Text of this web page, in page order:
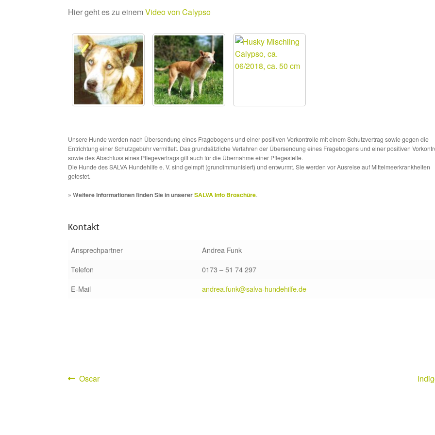
Hier geht es zu einemVideo von Calypso
Unsere Hunde werden nach Übersendung eines Fragebogens und einer positiven Vorkontrolle mit einem Schutzvertrag sowie gegen die
Entrichtung einer Schutzgebühr vermittelt. Das grundsätzliche Verfahren der Übersendung eines Fragebogens und einer positiven
sowie des Abschluss eines Pflegevertrags gilt auch für die Übernahme einer Pflegestelle.
Die Hunde des SALVA Hundehilfe e. V. sind geimpft (grundimmunisiert) und entwurmt. Sie werden vor Ausreise auf Mittelmeerkrankheiten
getestet.
» Weitere Informationen finden Sie in unsererSALVA Info Broschüre.
Kontakt
Ansprechpartner
Andrea Funk
Telefon
0173 – 51 74 297
E-Mail
andrea.funk@salva-hundehilfe.de
Beitragsnavigation
Vorheriger
Oscar